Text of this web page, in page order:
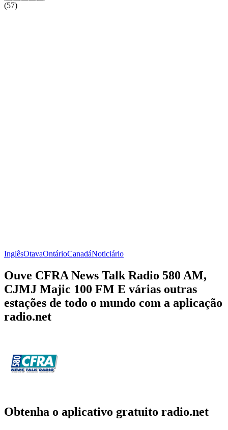
(57)
InglêsOtavaOntárioCanadáNoticiário
Ouve CFRA News Talk Radio 580 AM,
CJMJ Majic 100 FM E várias outras
estações de todo o mundo com a aplicação
radio.net
Obtenha o aplicativo gratuito radio.net